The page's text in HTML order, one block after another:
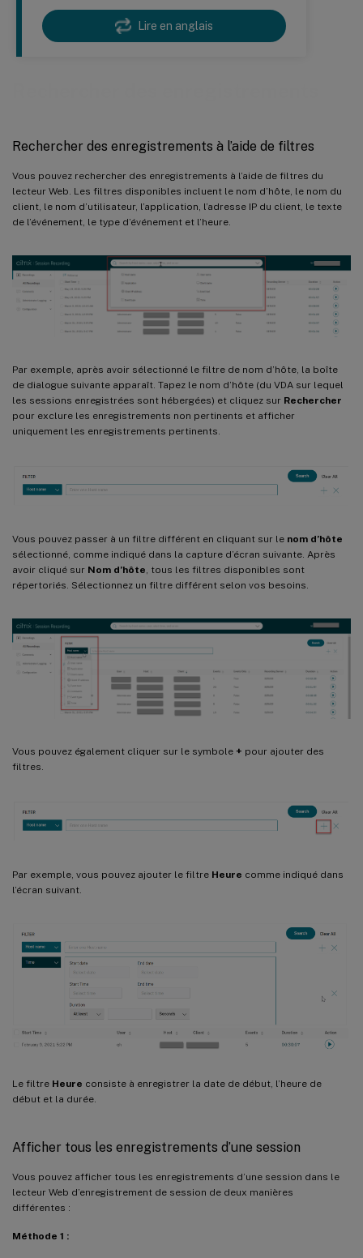
Lire en anglais
Rechercher des enregistrements à l’aide de filtres
Vous pouvez rechercher des enregistrements à l’aide de filtres du
lecteur Web. Les filtres disponibles incluent le nom d’hôte, le nom du
client, le nom d’utilisateur, l’application, l’adresse IP du client, le texte
de l’événement, le type d’événement et l’heure.
Par exemple, après avoir sélectionné le filtre de nom d’hôte, la boîte
de dialogue suivante apparaît. Tapez le nom d’hôte (du VDA sur lequel
les sessions enregistrées sont hébergées) et cliquez sur Rechercher
pour exclure les enregistrements non pertinents et afficher
uniquement les enregistrements pertinents.
Vous pouvez passer à un filtre différent en cliquant sur le nom d’hôte
sélectionné, comme indiqué dans la capture d’écran suivante. Après
avoir cliqué sur Nom d’hôte, tous les filtres disponibles sont
répertoriés. Sélectionnez un filtre différent selon vos besoins.
Vous pouvez également cliquer sur le symbole + pour ajouter des
filtres.
Par exemple, vous pouvez ajouter le filtre Heure comme indiqué dans
l’écran suivant.
Le filtre Heure consiste à enregistrer la date de début, l’heure de
début et la durée.
Afficher tous les enregistrements d’une session
Vous pouvez afficher tous les enregistrements d’une session dans le
lecteur Web d’enregistrement de session de deux manières
différentes :
Méthode 1 :